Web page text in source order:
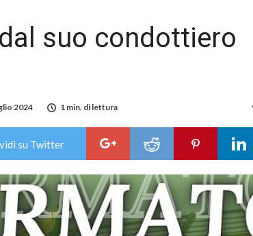
suo condottiero
2024 1 min. di lettura
su Twitter